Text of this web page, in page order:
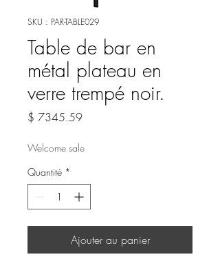
SKU : PAR-TABLE029
Table de bar en
métal plateau en
verre trempé noir.
$ 7345.59Prix
Welcome sale
Quantité *
Ajouter au panier